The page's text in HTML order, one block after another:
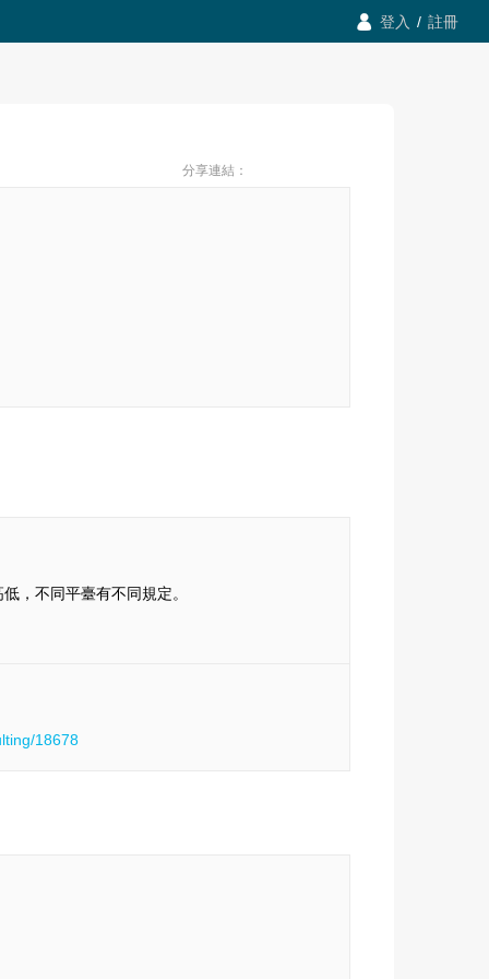
 登入 / 註冊
分享連結：
，不同平臺有不同規定。
18678